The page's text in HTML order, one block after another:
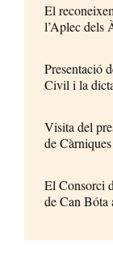
El
l’Aplec dels
Presentació
Civil i la
Visita del
de
El Consorci
de Can Bóta